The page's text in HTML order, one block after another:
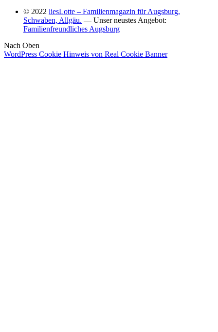
© 2022 liesLotte – Familienmagazin für Augsburg,
Schwaben, Allgäu. — Unser neustes Angebot:
Familienfreundliches Augsburg
Nach Oben
WordPress Cookie Hinweis von Real Cookie Banner